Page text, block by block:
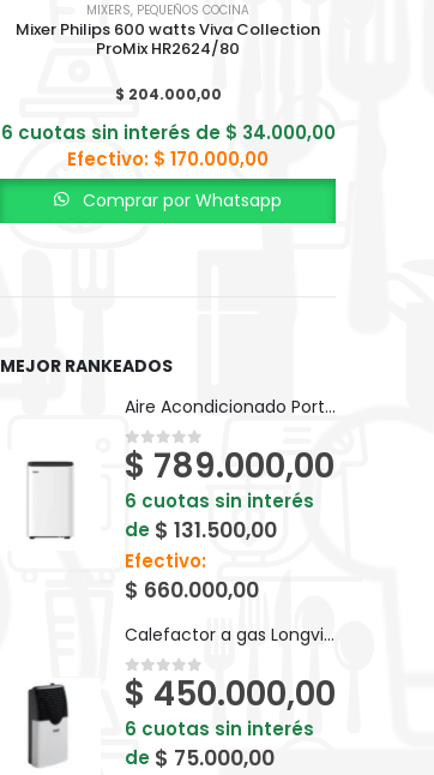
MIXERS, PEQUEÑOS COCINA
Mixer Philips 600 watts Viva Collection
ProMix HR2624/80
$ 204.000,00
6 cuotas sin interés de $ 34.000,00
Efectivo: $ 170.000,00
Comprar por Whatsapp
MEJOR RANKEADOS
Aire Acondicionado Portatil Surrey 551PXQ12N81F Frio/Calor 3010
0out of 5
$ 789.000,00
6 cuotas sin interés
de $ 131.500,00
Efectivo:
$ 660.000,00
Calefactor a gas Longvie EBA2 TB2.0 Premium 2000 Kcal/h Tiro Balanceado
0out of 5
$ 450.000,00
6 cuotas sin interés
de $ 75.000,00